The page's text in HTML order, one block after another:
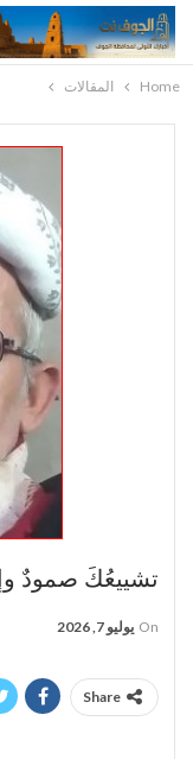
Home المقالات
تشييعُكَ صمودٌ
On يوليو 7, 2026
Share